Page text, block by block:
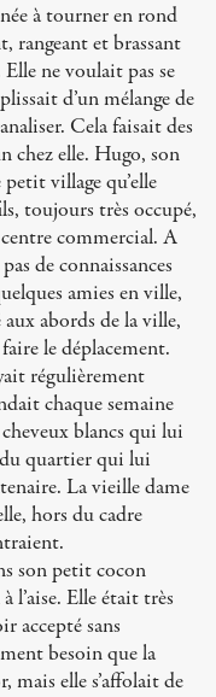
à tourner en rond
rangeant et brassant
ne voulait pas se
d’un mélange de
Cela faisait des
chez elle. Hugo, son
village qu’elle
toujours très occupé,
commercial. A
de connaissances
amies en ville,
abords de la ville,
le déplacement.
régulièrement
chaque semaine
blancs qui lui
quartier qui lui
La vieille dame
hors du cadre
son petit cocon
l’aise. Elle était très
accepté sans
besoin que la
elle s’affolait de